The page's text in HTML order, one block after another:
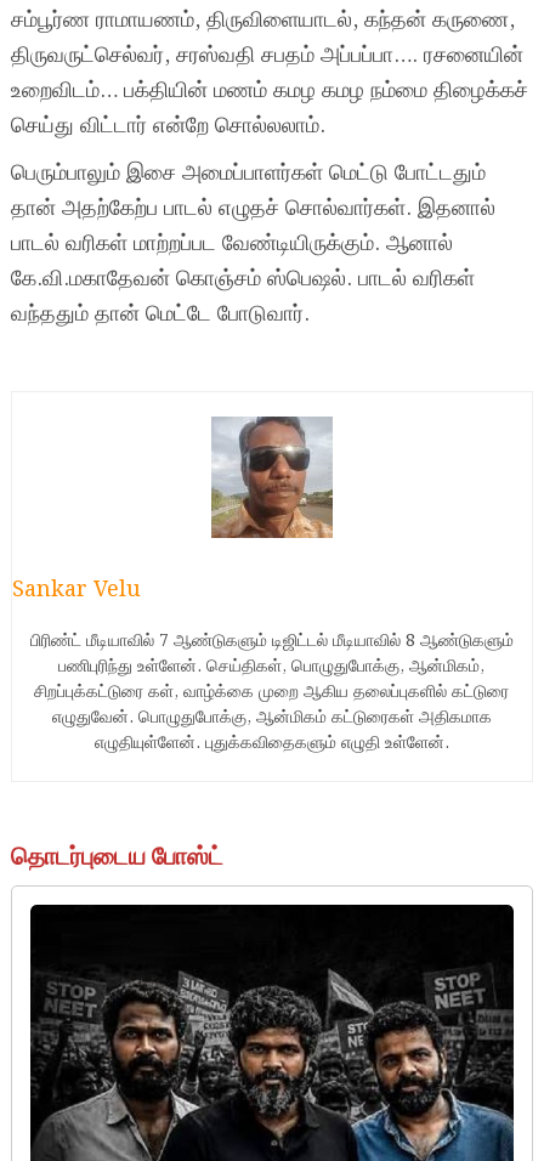
சம்பூர்ண ராமாயணம், திருவிளையாடல், கந்தன் கருணை,
திருவருட்செல்வர், சரஸ்வதி சபதம் அப்பப்பா…. ரசனையின்
உறைவிடம்… பக்தியின் மணம் கமழ கமழ நம்மை திழைக்கச்
செய்து விட்டார் என்றே சொல்லலாம்.
பெரும்பாலும் இசை அமைப்பாளர்கள் மெட்டு போட்டதும்
தான் அதற்கேற்ப பாடல் எழுதச் சொல்வார்கள். இதனால்
பாடல் வரிகள் மாற்றப்பட வேண்டியிருக்கும். ஆனால்
கே.வி.மகாதேவன் கொஞ்சம் ஸ்பெஷல். பாடல் வரிகள்
வந்ததும் தான் மெட்டே போடுவார்.
Sankar Velu
பிரிண்ட் மீடியாவில் 7 ஆண்டுகளும் டிஜிட்டல் மீடியாவில் 8 ஆண்டுகளும்
பணிபுரிந்து உள்ளேன். செய்திகள், பொழுதுபோக்கு, ஆன்மிகம்,
சிறப்புக்கட்டுரை கள், வாழ்க்கை முறை ஆகிய தலைப்புகளில் கட்டுரை
எழுதுவேன். பொழுதுபோக்கு, ஆன்மிகம் கட்டுரைகள் அதிகமாக
எழுதியுள்ளேன். புதுக்கவிதைகளும் எழுதி உள்ளேன்.
தொடர்புடைய போஸ்ட்